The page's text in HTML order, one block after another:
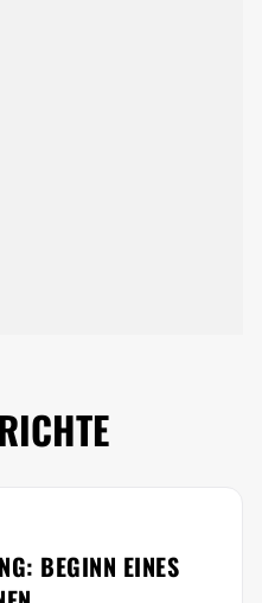
BEGINN EINES N